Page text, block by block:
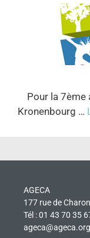
Pour la 7ème
Kronenbourg …
AGECA
177 rue de
Tél : 01 43 70 35
ageca@ageca.org